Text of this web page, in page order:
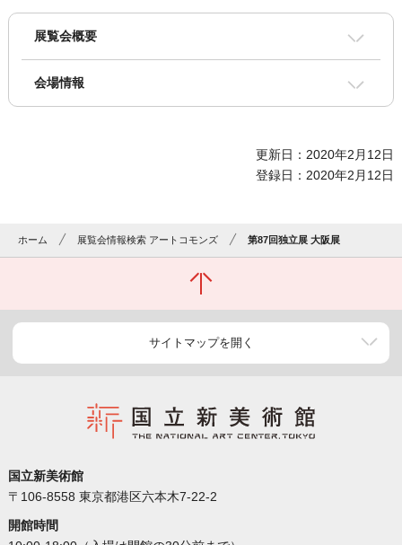
展覧会概要
会場情報
更新日：2020年2月12日
登録日：2020年2月12日
ホーム 展覧会情報検索 アートコモンズ 第87回独立展 大阪展
サイトマップを開く
国立新美術館
〒106-8558 東京都港区六本木7-22-2
開館時間